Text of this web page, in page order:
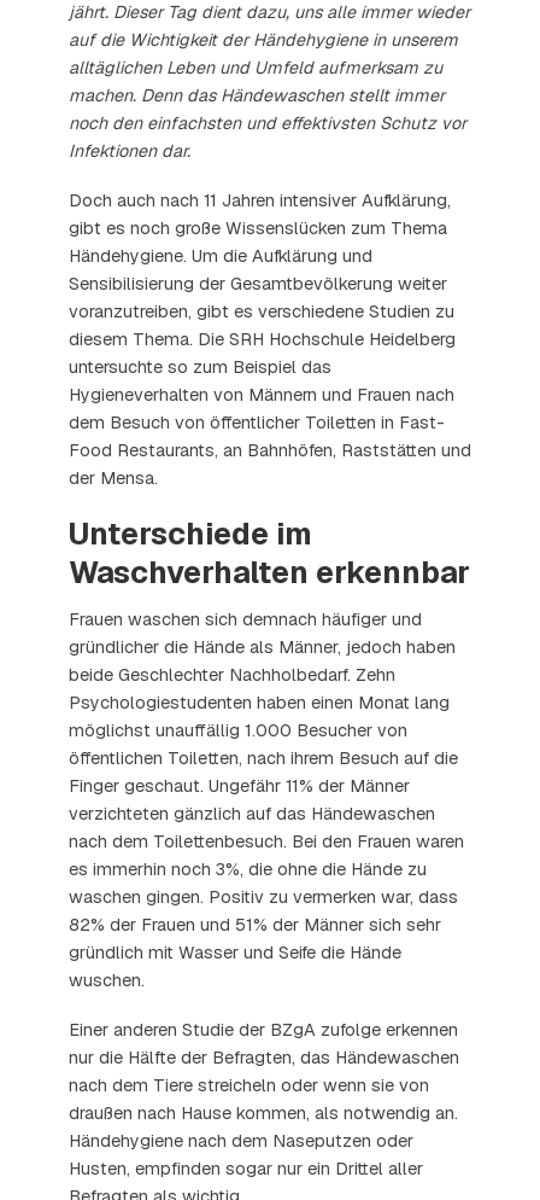
jährt. Dieser Tag dient dazu, uns alle immer wieder
auf die Wichtigkeit der Händehygiene in unserem
alltäglichen Leben und Umfeld aufmerksam zu
machen. Denn das Händewaschen stellt immer
noch den einfachsten und effektivsten Schutz vor
Infektionen dar.
Doch auch nach 11 Jahren intensiver Aufklärung,
gibt es noch große Wissenslücken zum Thema
Händehygiene. Um die Aufklärung und
Sensibilisierung der Gesamtbevölkerung weiter
voranzutreiben, gibt es verschiedene Studien zu
diesem Thema. Die SRH Hochschule Heidelberg
untersuchte so zum Beispiel das
Hygieneverhalten von Männern und Frauen nach
dem Besuch von öffentlicher Toiletten in Fast-
Food Restaurants, an Bahnhöfen, Raststätten und
der Mensa.
Unterschiede im
Waschverhalten erkennbar
Frauen waschen sich demnach häufiger und
gründlicher die Hände als Männer, jedoch haben
beide Geschlechter Nachholbedarf. Zehn
Psychologiestudenten haben einen Monat lang
möglichst unauffällig 1.000 Besucher von
öffentlichen Toiletten, nach ihrem Besuch auf die
Finger geschaut. Ungefähr 11% der Männer
verzichteten gänzlich auf das Händewaschen
nach dem Toilettenbesuch. Bei den Frauen waren
es immerhin noch 3%, die ohne die Hände zu
waschen gingen. Positiv zu vermerken war, dass
82% der Frauen und 51% der Männer sich sehr
gründlich mit Wasser und Seife die Hände
wuschen.
Einer anderen Studie der BZgA zufolge erkennen
nur die Hälfte der Befragten, das Händewaschen
nach dem Tiere streicheln oder wenn sie von
draußen nach Hause kommen, als notwendig an.
Händehygiene nach dem Naseputzen oder
Husten, empfinden sogar nur ein Drittel aller